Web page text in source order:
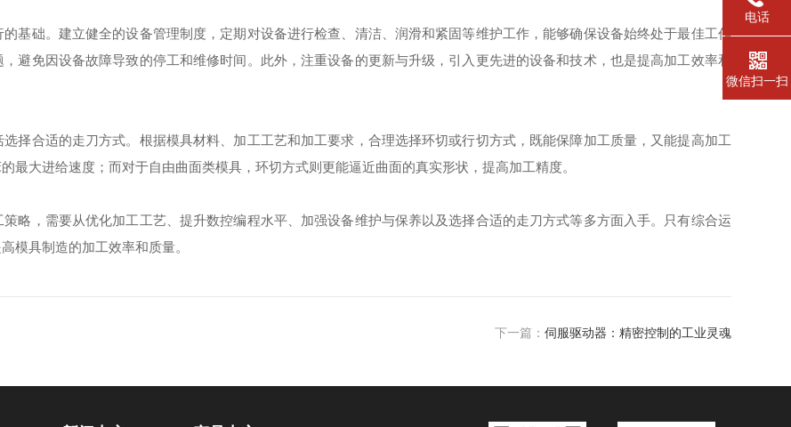
础。建立健全的设备管理制度，定期对设备进行检查、清洁、润滑和紧固等维护工作，能够确保设备始终处于最佳工作
避免因设备故障导致的停工和维修时间。此外，注重设备的更新与升级，引入更先进的设备和技术，也是提高加工效率和
合适的走刀方式。根据模具材料、加工工艺和加工要求，合理选择环切或行切方式，既能保障加工质量，又能提高加工
最大进给速度；而对于自由曲面类模具，环切方式则更能逼近曲面的真实形状，提高加工精度。
，需要从优化加工工艺、提升数控编程水平、加强设备维护与保养以及选择合适的走刀方式等多方面入手。只有综合运
模具制造的加工效率和质量。
下一篇： 伺服驱动器：精密控制的工业灵魂
电话
微信扫一扫